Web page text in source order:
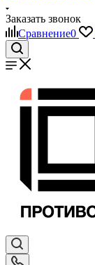
Заказать звонок
Сравнение0